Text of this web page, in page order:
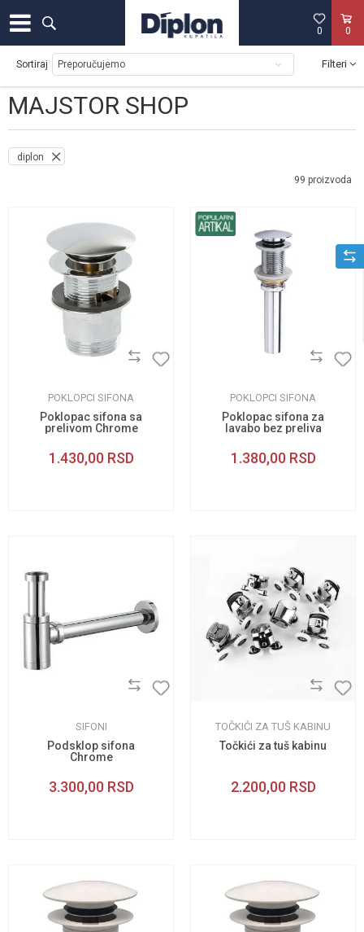
0
0
MAJSTOR SHOP
Sortiraj Filteri
diplon
99 proizvoda
POKLOPCI SIFONA
Poklopac sifona sa
prelivom Chrome
1.430,00 RSD
POKLOPCI SIFONA
Poklopac sifona za
lavabo bez preliva
1.380,00 RSD
SIFONI
Podsklop sifona
Chrome
3.300,00 RSD
TOČKIĆI ZA TUŠ KABINU
Točkići za tuš kabinu
2.200,00 RSD